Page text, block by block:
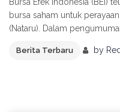
bursa saham untuk
(Nataru). Dalam
Berita Terbaru by